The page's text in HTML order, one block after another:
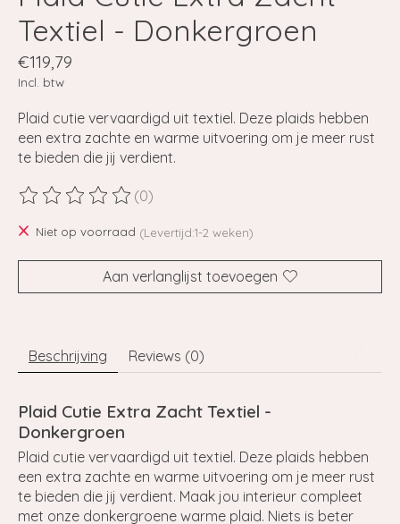
Textiel - Donkergroen
€119,79
Incl. btw
Plaid cutie vervaardigd uit textiel. Deze plaids hebben
een extra zachte en warme uitvoering om je meer rust
te bieden die jij verdient.
De beoordeling van dit product is
(0)
Niet op voorraad (Levertijd:1-2 weken)
Aan verlanglijst toevoegen
Beschrijving Reviews (0)
Plaid Cutie Extra Zacht Textiel -
Donkergroen
Plaid cutie vervaardigd uit textiel. Deze plaids hebben
een extra zachte en warme uitvoering om je meer rust
te bieden die jij verdient. Maak jou interieur compleet
met onze donkergroene warme plaid. Niets is beter